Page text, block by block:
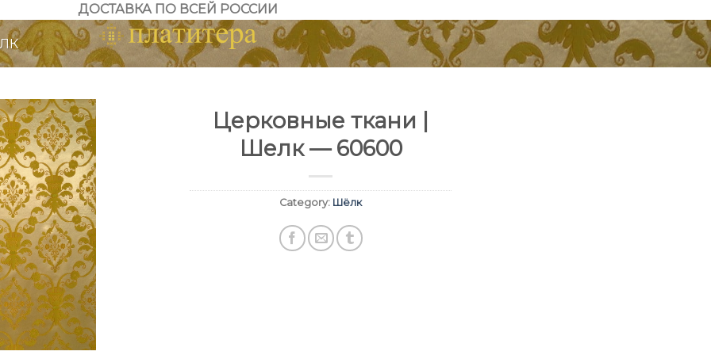
ДОСТАВКА ПО ВСЕЙ РОССИИ
Церковные ткани |
Шелк — 60600
Category: Шёлк